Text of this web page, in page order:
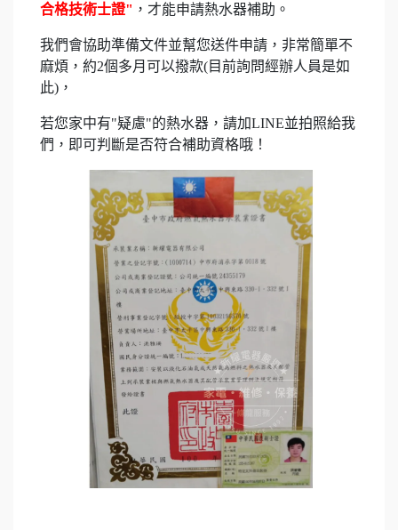
合格技術士證" ，才能申請熱水器補助。
我們會協助準備文件並幫您送件申請，非常簡單不
麻煩，約2個多月可以撥款(目前詢問經辦人員是如
此)，
若您家中有"疑慮"的熱水器，請加LINE並拍照給我
們，即可判斷是否符合補助資格哦！